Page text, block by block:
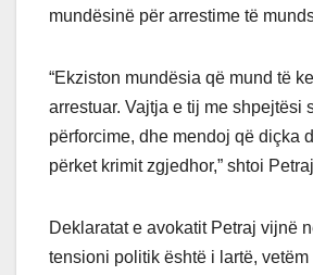
mundësinë për arrestime të
“Ekziston mundësia që mund të
arrestuar. Vajtja e tij me shpejtësi
përforcime, dhe mendoj që diçka
përket krimit zgjedhor,” shtoi
Deklaratat e avokatit Petraj vijnë
tensioni politik është i lartë,